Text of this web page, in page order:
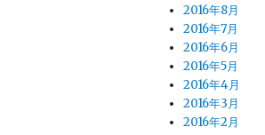
2016年8月
2016年7月
2016年6月
2016年5月
2016年4月
2016年3月
2016年2月